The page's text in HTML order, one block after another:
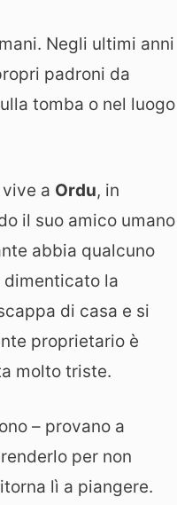
Negli ultimi anni
padroni da
tomba o nel luogo
a Ordu, in
il suo amico umano
abbia qualcuno
dimenticato la
di casa e si
proprietario è
molto triste.
– provano a
per non
lì a piangere.